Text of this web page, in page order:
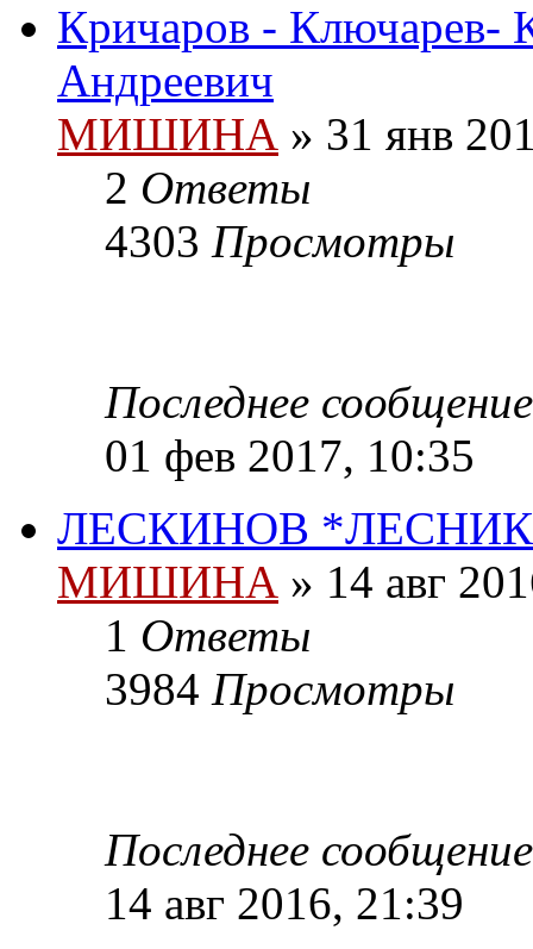
Кричаров -
Андреевич
МИШИНА » 31 янв
2 Ответы
4303 Просмотры
Последнее
01 фев 2017, 10:35
ЛЕСКИНОВ
МИШИНА » 14 авг
1 Ответы
3984 Просмотры
Последнее
14 авг 2016, 21:39